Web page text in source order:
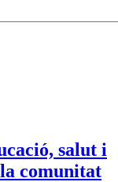
salut i
comunitat